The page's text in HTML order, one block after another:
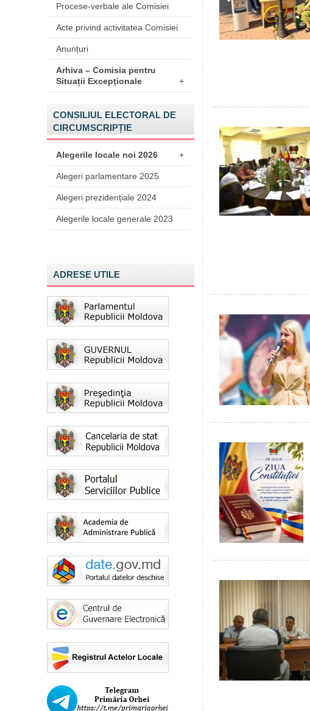
Procese-verbale ale Comisiei
Acte privind activitatea Comisiei
Anunțuri
Arhiva – Comisia pentru
Situații Excepționale
+
CONSILIUL ELECTORAL DE
CIRCUMSCRIPȚIE
Alegerile locale noi 2026 +
Alegeri parlamentare 2025
Alegeri prezidențiale 2024
Alegerile locale generale 2023
ADRESE UTILE